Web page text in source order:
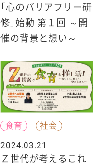
「心のバリアフリー研
修」始動 第１回 ～開
催の背景と想い～
食育
社会
2024.03.21
Ｚ世代が考えるこれ